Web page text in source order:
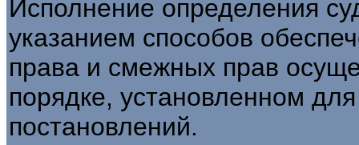
Исполнение определения
указанием способов
права и смежных прав
порядке, установленном
постановлений.